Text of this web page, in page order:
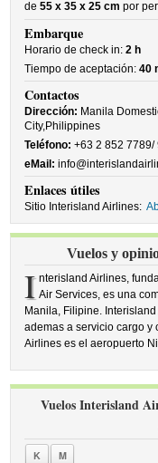
de55 x 35 x 25 cm por
Embarque
Horario de check in:2 h
Tiempo de aceptación:40
Contactos
Dirección: Manila
City,Philippines
Teléfono: +63 2 852 7789/
eMail:
Enlaces útiles
Sitio Interisland Airlines:
Vuelos y
I nterisland Airlines,
Air Services, es una
Manila, Filipine.
ademas a servicio cargo y
Airlines es el aeropuerto
Vuelos Interisland
K M